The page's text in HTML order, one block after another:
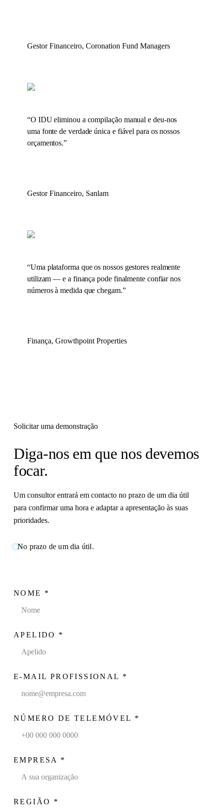
Gestor Financeiro, Coronation Fund Managers
“O IDU eliminou a compilação manual e deu-nos
uma fonte de verdade única e fiável para os nossos
orçamentos.”
Gestor Financeiro, Sanlam
“Uma plataforma que os nossos gestores realmente
utilizam — e a finança pode finalmente confiar nos
números à medida que chegam.”
Finança, Growthpoint Properties
Solicitar uma demonstração
Diga-nos em que nos devemos
focar.
Um consultor entrará em contacto no prazo de um dia útil
para confirmar uma hora e adaptar a apresentação às suas
prioridades.
No prazo de um dia útil.
NOME *
APELIDO *
E-MAIL PROFISSIONAL *
NÚMERO DE TELEMÓVEL *
EMPRESA *
REGIÃO *